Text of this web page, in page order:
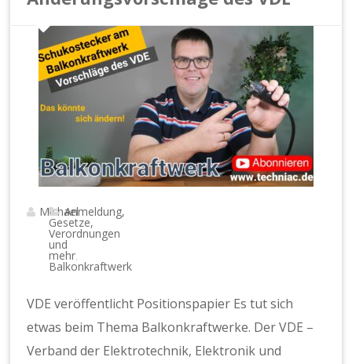
MichaelAnmeldung,
Gesetze,
Verordnungen
und
mehr,
Balkonkraftwerk
VDE veröffentlicht Positionspapier Es tut sich
etwas beim Thema Balkonkraftwerke. Der VDE –
Verband der Elektrotechnik, Elektronik und